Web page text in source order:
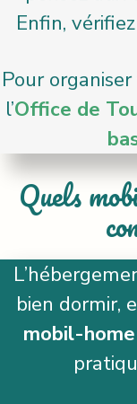
Enfin,
Pour
l’Office de
Quels
bien dormir,
mobil-